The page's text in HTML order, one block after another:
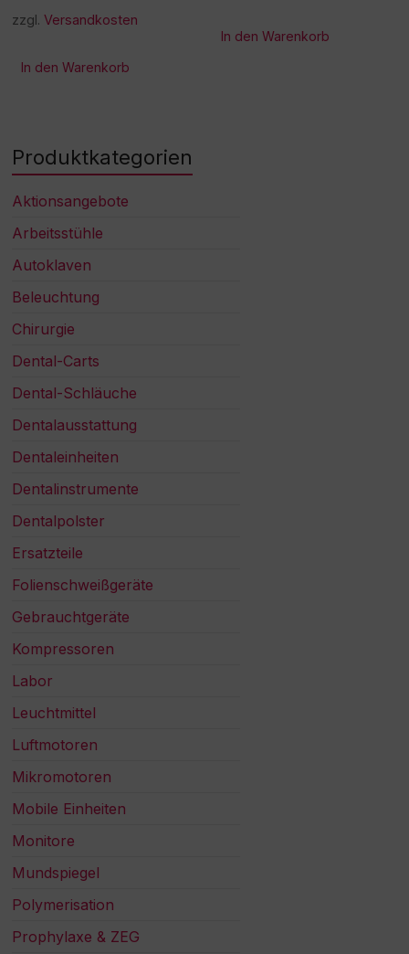
zzgl.Versandkosten
In den Warenkorb
In den Warenkorb
Produktkategorien
Aktionsangebote
Arbeitsstühle
Autoklaven
Beleuchtung
Chirurgie
Dental-Carts
Dental-Schläuche
Dentalausstattung
Dentaleinheiten
Dentalinstrumente
Dentalpolster
Ersatzteile
Folienschweißgeräte
Gebrauchtgeräte
Kompressoren
Labor
Leuchtmittel
Luftmotoren
Mikromotoren
Mobile Einheiten
Monitore
Mundspiegel
Polymerisation
Prophylaxe & ZEG